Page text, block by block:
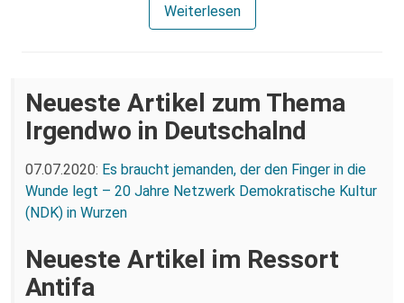
Weiterlesen
Neueste Artikel zum Thema
Irgendwo in Deutschalnd
07.07.2020: Es braucht jemanden, der den Finger in die
Wunde legt – 20 Jahre Netzwerk Demokratische Kultur
(NDK) in Wurzen
Neueste Artikel im Ressort
Antifa